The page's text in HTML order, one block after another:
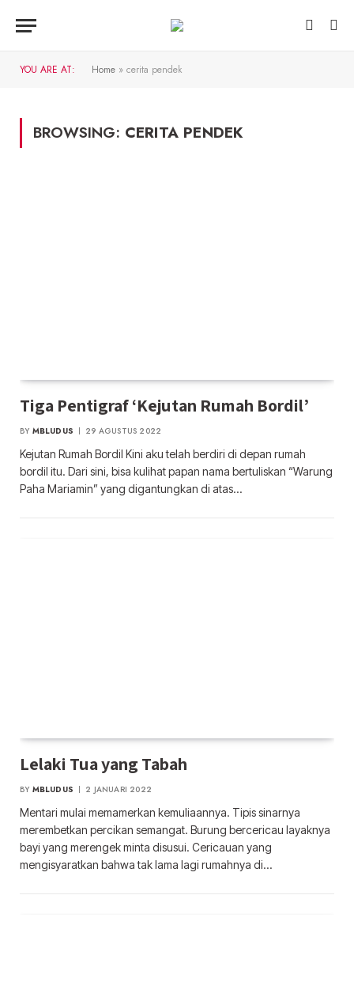
YOU ARE AT: Home » cerita pendek
BROWSING: CERITA PENDEK
Tiga Pentigraf ‘Kejutan Rumah Bordil’
BY MBLUDUS 29 AGUSTUS 2022
Kejutan Rumah Bordil Kini aku telah berdiri di depan rumah
bordil itu. Dari sini, bisa kulihat papan nama bertuliskan “Warung
Paha Mariamin” yang digantungkan di atas…
Lelaki Tua yang Tabah
BY MBLUDUS 2 JANUARI 2022
Mentari mulai memamerkan kemuliaannya. Tipis sinarnya
merembetkan percikan semangat. Burung bercericau layaknya
bayi yang merengek minta disusui. Cericauan yang
mengisyaratkan bahwa tak lama lagi rumahnya di…